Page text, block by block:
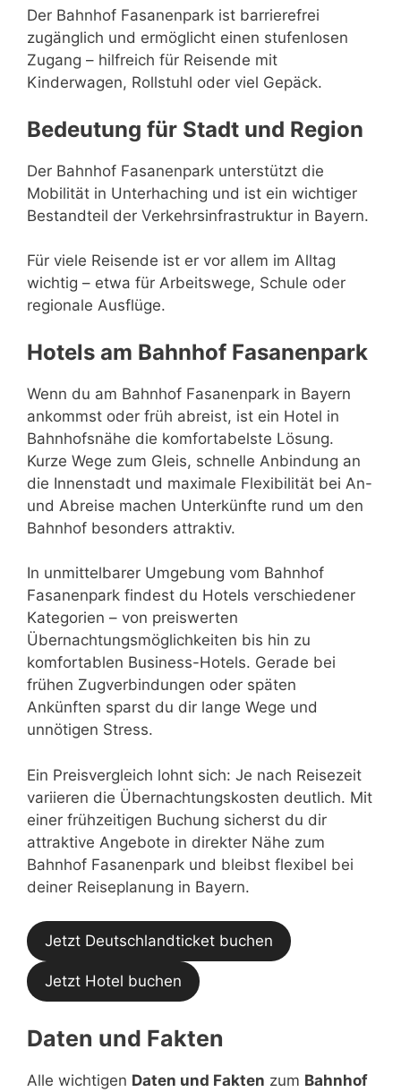
Der Bahnhof Fasanenpark ist barrierefrei
zugänglich und ermöglicht einen stufenlosen
Zugang – hilfreich für Reisende mit
Kinderwagen, Rollstuhl oder viel Gepäck.
Bedeutung für Stadt und Region
Der Bahnhof Fasanenpark unterstützt die
Mobilität in Unterhaching und ist ein wichtiger
Bestandteil der Verkehrsinfrastruktur in Bayern.
Für viele Reisende ist er vor allem im Alltag
wichtig – etwa für Arbeitswege, Schule oder
regionale Ausflüge.
Hotels am Bahnhof Fasanenpark
Wenn du am Bahnhof Fasanenpark in Bayern
ankommst oder früh abreist, ist ein Hotel in
Bahnhofsnähe die komfortabelste Lösung.
Kurze Wege zum Gleis, schnelle Anbindung an
die Innenstadt und maximale Flexibilität bei An-
und Abreise machen Unterkünfte rund um den
Bahnhof besonders attraktiv.
In unmittelbarer Umgebung vom Bahnhof
Fasanenpark findest du Hotels verschiedener
Kategorien – von preiswerten
Übernachtungsmöglichkeiten bis hin zu
komfortablen Business-Hotels. Gerade bei
frühen Zugverbindungen oder späten
Ankünften sparst du dir lange Wege und
unnötigen Stress.
Ein Preisvergleich lohnt sich: Je nach Reisezeit
variieren die Übernachtungskosten deutlich. Mit
einer frühzeitigen Buchung sicherst du dir
attraktive Angebote in direkter Nähe zum
Bahnhof Fasanenpark und bleibst flexibel bei
deiner Reiseplanung in Bayern.
Jetzt Deutschlandticket buchen
Jetzt Hotel buchen
Daten und Fakten
Alle wichtigen Daten und Fakten zum Bahnhof